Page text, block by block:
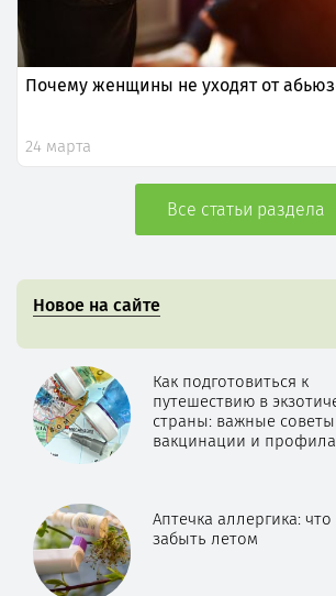
Почему женщины не уходят от
24 марта
Все статьи раздела
Новое на сайте
Как подготовиться к
путешествию в
страны: важные
вакцинации и
Аптечка аллергика:
забыть летом